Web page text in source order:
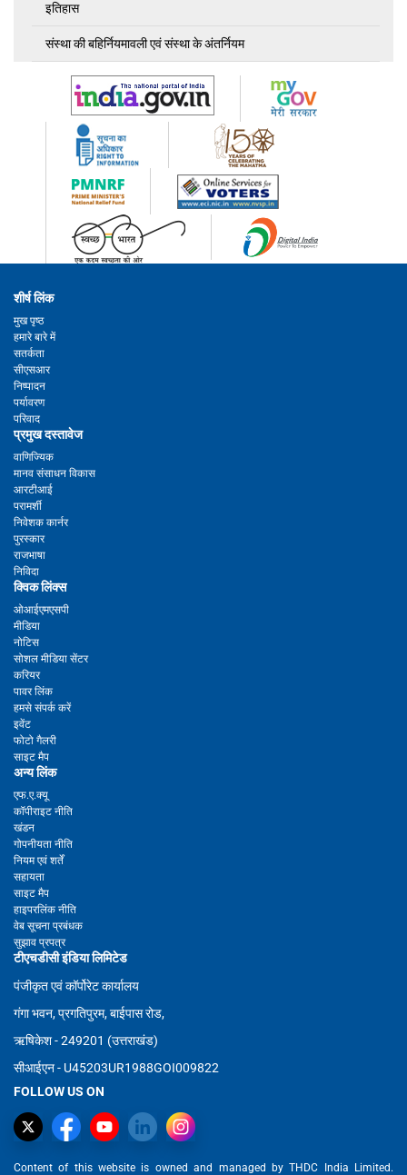
इतिहास
संस्था की बहिर्नियमावली एवं संस्था के अंतर्नियम
शीर्ष लिंक
मुख पृष्ठ
हमारे बारे में
सतर्कता
सीएसआर
निष्पादन
पर्यावरण
परिवाद
प्रमुख दस्तावेज
वाणिज्यिक
मानव संसाधन विकास
आरटीआई
परामर्शी
निवेशक कार्नर
पुरस्कार
राजभाषा
निविदा
क्विक लिंक्स
ओआईएमएसपी
मीडिया
नोटिस
सोशल मीडिया सेंटर
करियर
पावर लिंक
हमसे संपर्क करें
इवेंट
फोटो गैलरी
साइट मैप
अन्य लिंक
एफ.ए.क्यू
कॉपीराइट नीति
खंडन
गोपनीयता नीति
नियम एवं शर्तें
सहायता
साइट मैप
हाइपरलिंक नीति
वेब सूचना प्रबंधक
सुझाव प्रपत्र
टीएचडीसी इंडिया लिमिटेड
पंजीकृत एवं कॉर्पोरेट कार्यालय
गंगा भवन, प्रगतिपुरम, बाईपास रोड,
ऋषिकेश - 249201 (उत्तराखंड)
सीआईएन - U45203UR1988GOI009822
FOLLOW US ON
Content of this website is owned and managed by THDC India Limited.